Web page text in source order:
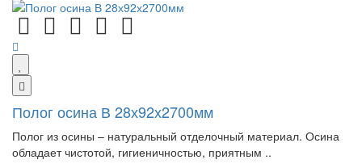
Полог осина В 28х92х2700мм
Полог из осины – натуральный отделочный материал. Осина
обладает чистотой, гигиеничностью, приятным ..